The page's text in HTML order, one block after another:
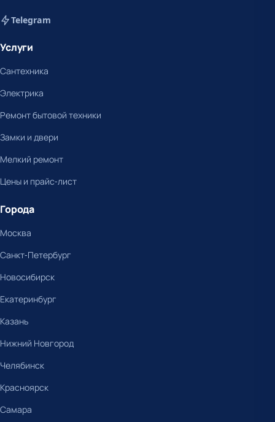
Telegram
Услуги
Сантехника
Электрика
Ремонт бытовой техники
Замки и двери
Мелкий ремонт
Цены и прайс-лист
Города
Москва
Санкт-Петербург
Новосибирск
Екатеринбург
Казань
Нижний Новгород
Челябинск
Красноярск
Самара